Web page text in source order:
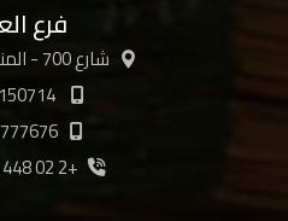
فرع
شارع 700 - المنطقة الصناعية
+2 02 448 900 57/8